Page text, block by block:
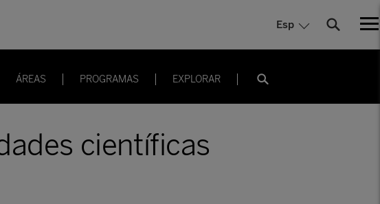
Esp
ÁREAS PROGRAMAS EXPLORAR
científicas